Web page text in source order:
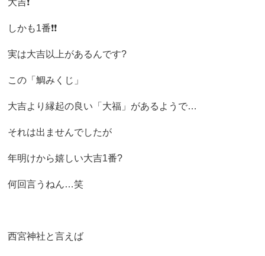
大吉❗️
しかも1番❗️❗️
実は大吉以上があるんです?
この「鯛みくじ」
大吉より縁起の良い「大福」があるようで…
それは出ませんでしたが
年明けから嬉しい大吉1番?
何回言うねん…笑
西宮神社と言えば